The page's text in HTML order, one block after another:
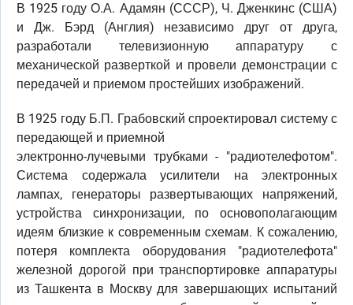
В 1925 году О.А. Адамян (СССР), Ч. Дженкинс (США)
и Дж. Бэрд (Англия) независимо друг от друга,
разработали телевизионную аппаратуру с
механической разверткой и провели демонстрации с
передачей и приемом простейших изображений.
В 1925 году Б.П. Грабовский спроектировал систему с
передающей и приемной
электронно-лучевыми трубками - "радиотелефотом".
Система содержала усилители на электронных
лампах, генераторы развертывающих напряжений,
устройства синхронизации, по основополагающим
идеям близкие к современным схемам. К сожалению,
потеря комплекта оборудования "радиотелефота"
железной дорогой при транспортировке аппаратуры
из Ташкента в Москву для завершающих испытаний